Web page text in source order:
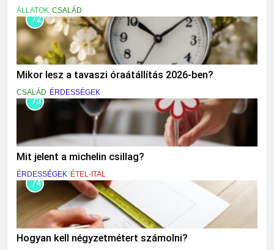
ÁLLATOK CSALÁD
72
Mikor lesz a tavaszi óraátállítás 2026-ben?
CSALÁD ÉRDESSÉGEK
73
Mit jelent a michelin csillag?
ÉRDESSÉGEK ÉTEL-ITAL
74
Hogyan kell négyzetmétert számolni?